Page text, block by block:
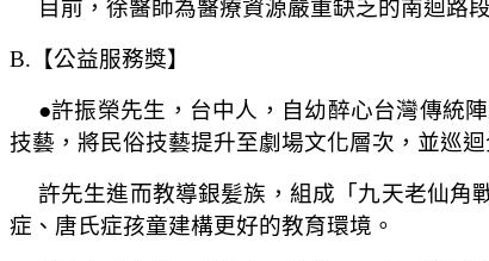
目前，徐醫師為醫療資源嚴重缺乏的南迴路
B. 【公益服務獎】
●許振榮先生 ，台中人，自幼醉心台灣傳統
技藝，將民俗技藝提升至劇場文化層次，並巡
許先生進而教導銀髪族，組成「九天老仙角
症、唐氏症孩童建構更好的教育環境。